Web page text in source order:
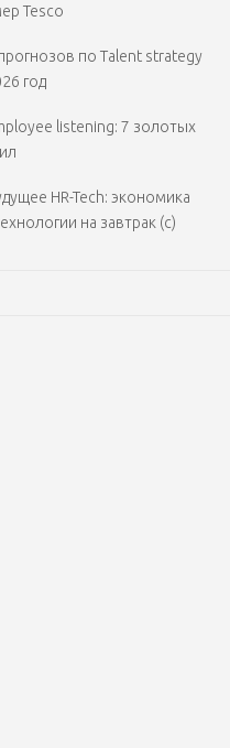
Tesco
по Talent strategy
год
listening: 7 золотых
HR-Tech: экономика
на завтрак (с)